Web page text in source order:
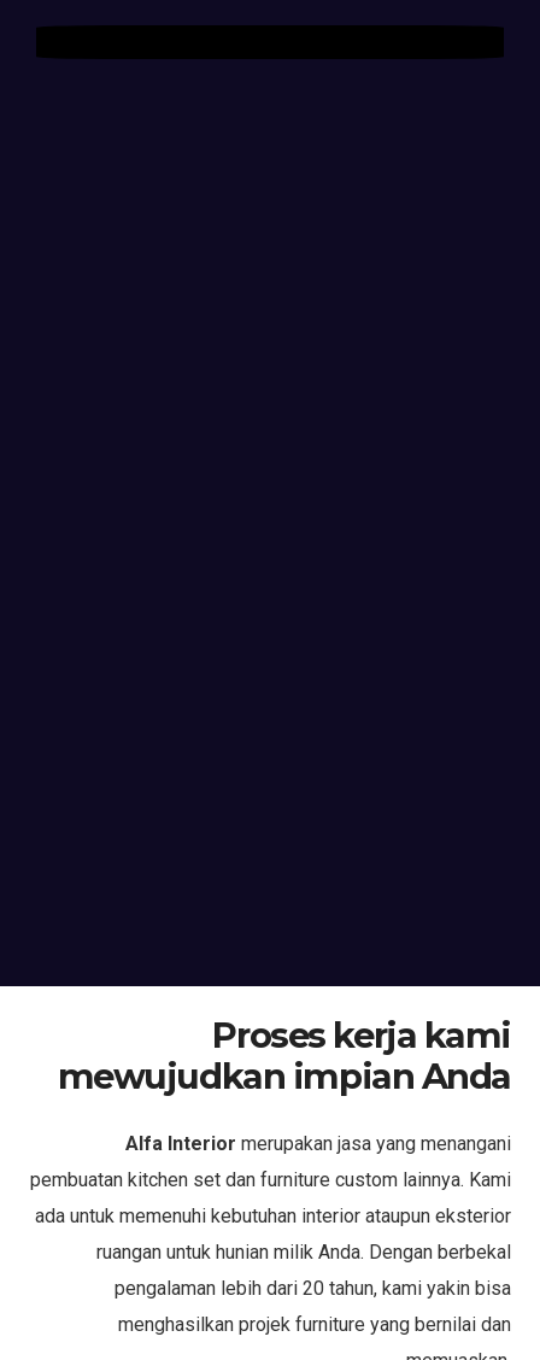
Proses kerja kami
mewujudkan impian Anda
Alfa Interior merupakan jasa yang menangani
pembuatan kitchen set dan furniture custom lainnya. Kami
ada untuk memenuhi kebutuhan interior ataupun eksterior
ruangan untuk hunian milik Anda. Dengan berbekal
pengalaman lebih dari 20 tahun, kami yakin bisa
menghasilkan projek furniture yang bernilai dan